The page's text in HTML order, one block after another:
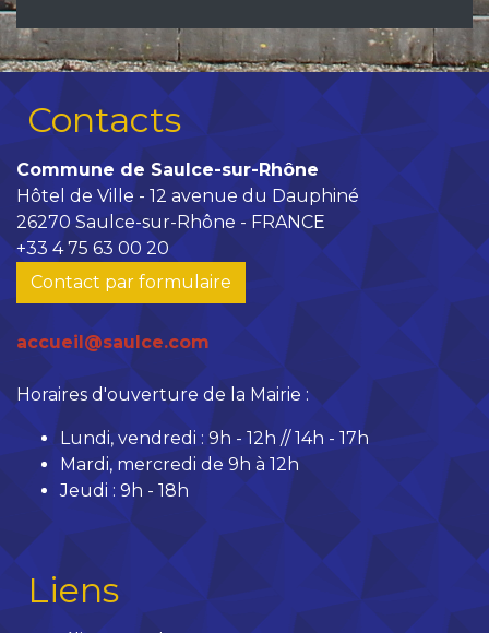
Contacts
Commune de Saulce-sur-Rhône
Hôtel de Ville - 12 avenue du Dauphiné
26270 Saulce-sur-Rhône - FRANCE
+33 4 75 63 00 20
Contact par formulaire
accueil@saulce.com
Horaires d'ouverture de la Mairie :
Lundi, vendredi : 9h - 12h // 14h - 17h
Mardi, mercredi de 9h à 12h
Jeudi : 9h - 18h
Liens